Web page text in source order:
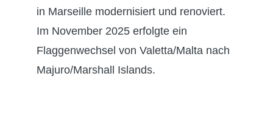
in Marseille modernisiert und renoviert.
Im November 2025 erfolgte ein
Flaggenwechsel von Valetta/Malta nach
Majuro/Marshall Islands.